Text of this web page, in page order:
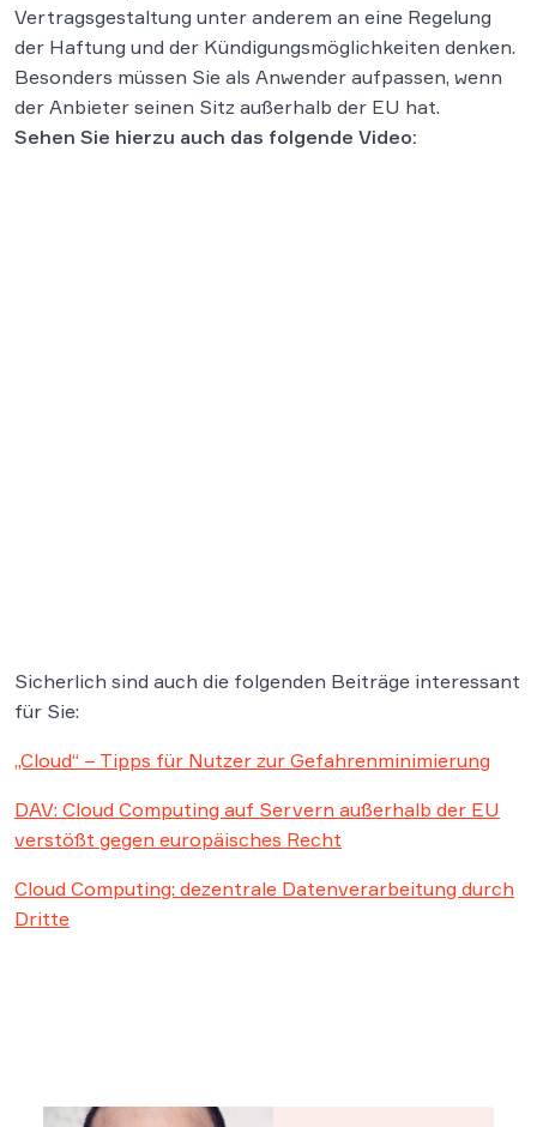
Vertragsgestaltung unter anderem an eine Regelung
der Haftung und der Kündigungsmöglichkeiten denken.
Besonders müssen Sie als Anwender aufpassen, wenn
der Anbieter seinen Sitz außerhalb der EU hat.
Sehen Sie hierzu auch das folgende Video:
Sicherlich sind auch die folgenden Beiträge interessant
für Sie:
„Cloud“ – Tipps für Nutzer zur Gefahrenminimierung
DAV: Cloud Computing auf Servern außerhalb der EU
verstößt gegen europäisches Recht
Cloud Computing: dezentrale Datenverarbeitung durch
Dritte